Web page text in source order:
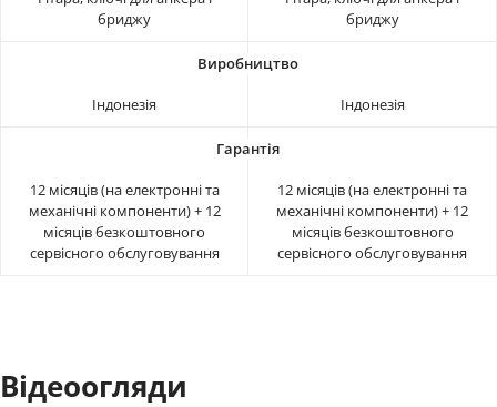
бриджу
бриджу
Індонезія Індонезія
12 місяців (на електронні та
механічні компоненти) + 12
місяців безкоштовного
сервісного обслуговування
12 місяців (на електронні та
механічні компоненти) + 12
місяців безкоштовного
сервісного обслуговування
Відеоогляди